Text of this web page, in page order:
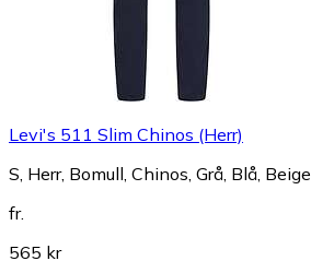
Levi's 511 Slim Chinos (Herr)
S, Herr, Bomull, Chinos, Grå, Blå, Beige
fr.
565 kr